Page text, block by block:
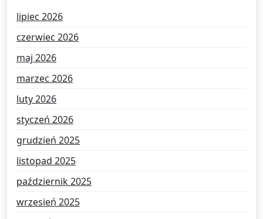
lipiec 2026
czerwiec 2026
maj 2026
marzec 2026
luty 2026
styczeń 2026
grudzień 2025
listopad 2025
październik 2025
wrzesień 2025